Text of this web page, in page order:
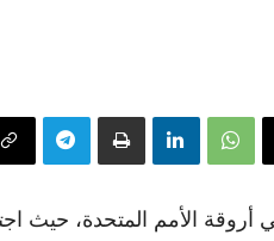
أروقة الأمم المتحدة، حيث